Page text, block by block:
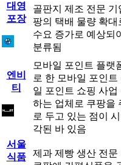
대영
포장
골판지 제조 전문 기
팡의 택배 물량 확대
수요 증가로 예상되
분류됨
엔비
티
모바일 포인트 플랫
로 한 모바일 포인트
일 포인트 쇼핑 사업
하는 업체로 쿠팡을
로 두고 있는 점이
각된 바 있음
서울
식품
제과 제빵 생산 전문